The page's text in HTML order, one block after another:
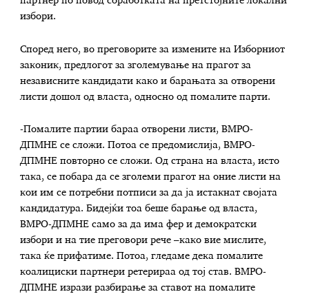
избори.
Според него, во преговорите за измените на Изборниот
законик, предлогот за зголемување на прагот за
независните кандидати како и барањата за отворени
листи дошол од власта, односно од помалите парти.
-Помалите партии бараа отворени листи, ВМРО-
ДПМНЕ се сложи. Потоа се предомислија, ВМРО-
ДПМНЕ повторно се сложи. Од страна на власта, исто
така, се побара да се зголеми прагот на оние листи на
кои им се потребни потписи за да ја истакнат својата
кандидатура. Бидејќи тоа беше барање од власта,
ВМРО-ДПМНЕ само за да има фер и демократски
избори и на тие преговори рече –како вие мислите,
така ќе прифатиме. Потоа, гледаме дека помалите
коалициски партнери ретерираа од тој став. ВМРО-
ДПМНЕ изрази разбирање за ставот на помалите